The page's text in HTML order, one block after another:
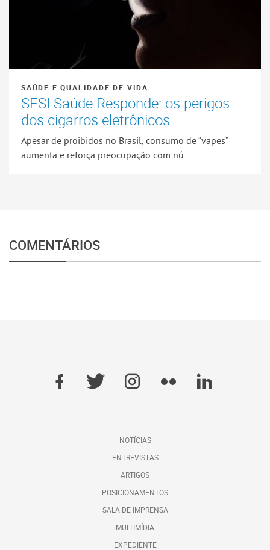
SAÚDE E QUALIDADE DE VIDA
SESI Saúde Responde: os perigos
dos cigarros eletrônicos
Apesar de proibidos no Brasil, consumo de “vapes”
aumenta e reforça preocupação com nú...
COMENTÁRIOS
NOTÍCIAS
ENTREVISTAS
ARTIGOS
POSICIONAMENTOS
SALA DE IMPRENSA
MULTIMÍDIA
EXPEDIENTE